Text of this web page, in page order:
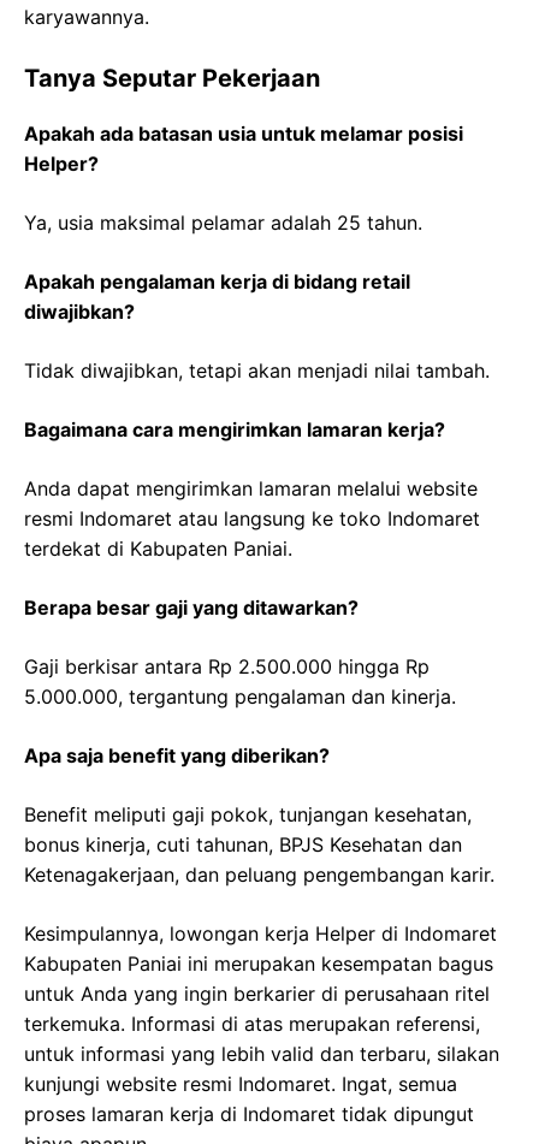
karyawannya.
Tanya Seputar Pekerjaan
Apakah ada batasan usia untuk melamar posisi
Helper?
Ya, usia maksimal pelamar adalah 25 tahun.
Apakah pengalaman kerja di bidang retail
diwajibkan?
Tidak diwajibkan, tetapi akan menjadi nilai tambah.
Bagaimana cara mengirimkan lamaran kerja?
Anda dapat mengirimkan lamaran melalui website
resmi Indomaret atau langsung ke toko Indomaret
terdekat di Kabupaten Paniai.
Berapa besar gaji yang ditawarkan?
Gaji berkisar antara Rp 2.500.000 hingga Rp
5.000.000, tergantung pengalaman dan kinerja.
Apa saja benefit yang diberikan?
Benefit meliputi gaji pokok, tunjangan kesehatan,
bonus kinerja, cuti tahunan, BPJS Kesehatan dan
Ketenagakerjaan, dan peluang pengembangan karir.
Kesimpulannya, lowongan kerja Helper di Indomaret
Kabupaten Paniai ini merupakan kesempatan bagus
untuk Anda yang ingin berkarier di perusahaan ritel
terkemuka. Informasi di atas merupakan referensi,
untuk informasi yang lebih valid dan terbaru, silakan
kunjungi website resmi Indomaret. Ingat, semua
proses lamaran kerja di Indomaret tidak dipungut